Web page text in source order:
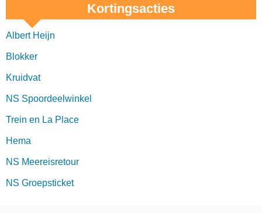
Kortingsacties
Albert Heijn
Blokker
Kruidvat
NS Spoordeelwinkel
Trein en La Place
Hema
NS Meereisretour
NS Groepsticket